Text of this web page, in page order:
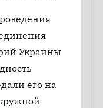
Украины
его на